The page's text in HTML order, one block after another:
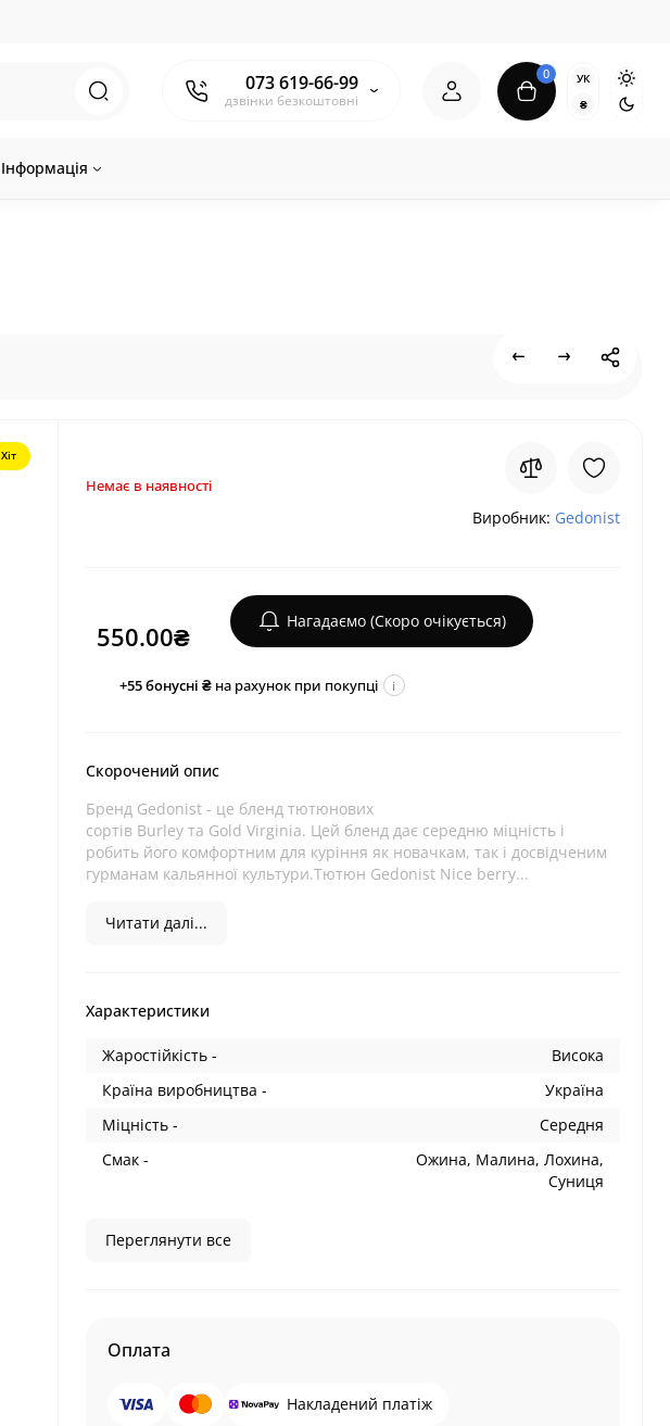
073 619-66-99
дзвінки безкоштовні
0
УК
₴
Інформація
Хіт
Немає в наявності
Виробник: Gedonist
550.00₴ Нагадаємо (Скоро очікується)
+55бонусні ₴на рахунок при покупці i
Скорочений опис
Бренд Gedonist - це бленд тютюнових
сортів Burley та Gold Virginia. Цей бленд дає середню міцність і
робить його комфортним для куріння як новачкам, так і досвідченим
гурманам кальянної культури.Тютюн Gedonist Nice berry...
Читати далі...
Характеристики
Жаростійкість -
Висока
Країна виробництва -
Україна
Міцність -
Середня
Смак -
Ожина, Малина, Лохина,
Суниця
Переглянути все
Оплата
Накладений платіж